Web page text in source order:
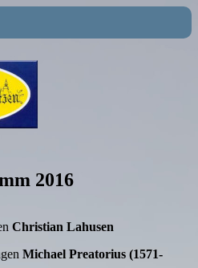
2016
Christian Lahusen
Michael Preatorius (1571-